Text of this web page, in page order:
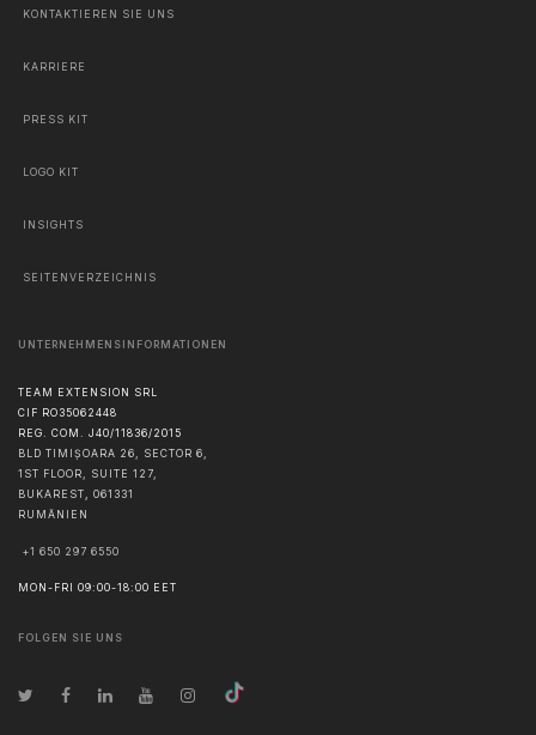
KONTAKTIEREN SIE UNS
KARRIERE
PRESS KIT
LOGO KIT
INSIGHTS
SEITENVERZEICHNIS
UNTERNEHMENSINFORMATIONEN
TEAM EXTENSION SRL
CIF RO35062448
REG. COM. J40/11836/2015
BLD TIMIȘOARA 26, SECTOR 6,
1ST FLOOR, SUITE 127,
BUKAREST
061331
RUMÄNIEN
+1 650 297 6550
MON-FRI 09:00-18:00 EET
FOLGEN SIE UNS